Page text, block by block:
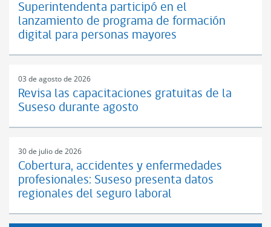
Superintendenta participó en el
lanzamiento de programa de formación
digital para personas mayores
03 de agosto de 2026
Revisa las capacitaciones gratuitas de la
Suseso durante agosto
30 de julio de 2026
Cobertura, accidentes y enfermedades
profesionales: Suseso presenta datos
regionales del seguro laboral